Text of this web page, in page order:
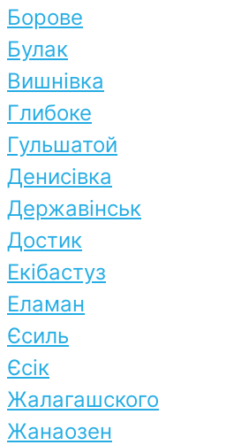
Борове
Булак
Вишнівка
Глибоке
Гульшатой
Денисівка
Державінськ
Достик
Екібастуз
Еламан
Єсиль
Єсік
Жалагашского
Жанаозен